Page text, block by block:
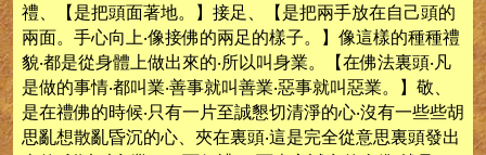
禮、【是把頭面著地。】接足、【是把兩手放在自己頭的
兩面。手心向上‧像接佛的兩足的樣子。】像這樣的種種禮
貌‧都是從身體上做出來的‧所以叫身業。【在佛法裏頭‧凡
是做的事情‧都叫業‧善事就叫善業‧惡事就叫惡業。】敬、
是在禮佛的時候‧只有一片至誠懇切清淨的心‧沒有一些些胡
思亂想散亂昏沉的心、夾在裏頭‧這是完全從意思裏頭發出